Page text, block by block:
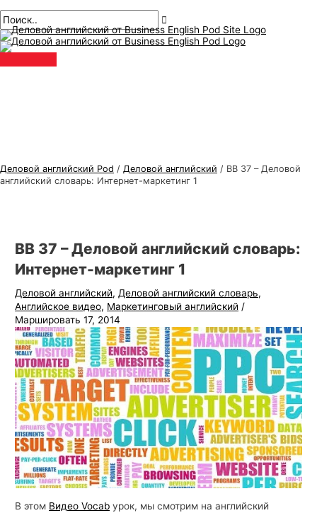
к
содержанию
меню
Деловой английский Pod / Деловой английский / ВВ 37 – Деловой
английский словарь: Интернет-маркетинг 1
ВВ 37 – Деловой английский словарь:
Интернет-маркетинг 1
Деловой английский, Деловой английский словарь,
Английское видео, Маркетинговый английский /
Маршировать 17, 2014
В этом Видео Vocab урок, мы смотрим на английский
по
публикациям
здесь..
почта*
Т
е
м
ы
о
н
г
л
и
й
с
к
о
г
о
И
с
к
а